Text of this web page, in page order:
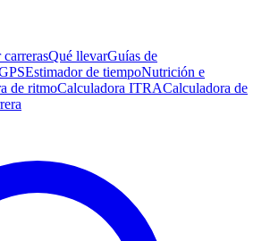
Qué llevarGuías de
Estimador de tiempoNutrición e
de ritmoCalculadora ITRACalculadora de